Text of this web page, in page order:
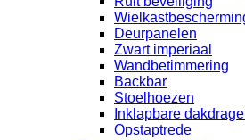
Deurpanelen
Zwart imperiaal
Wandbetimmering
Backbar
Stoelhoezen
Inklapbare
Opstaptrede